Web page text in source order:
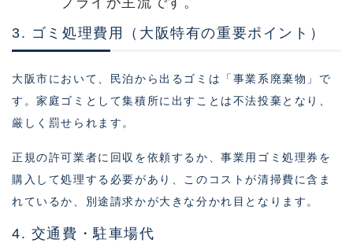
3. ゴミ処理費用（大阪特有の重要ポイント）
大阪市において、民泊から出るゴミは「事業系廃棄物」で
す。家庭ゴミとして集積所に出すことは不法投棄となり、
厳しく罰せられます。
正規の許可業者に回収を依頼するか、事業用ゴミ処理券を
購入して処理する必要があり、このコストが清掃費に含ま
れているか、別途請求かが大きな分かれ目となります。
4. 交通費・駐車場代